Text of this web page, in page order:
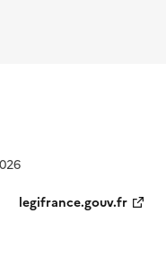
legifrance.gouv.fr